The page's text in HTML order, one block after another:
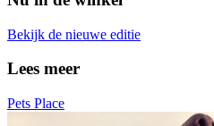
Bekijk de nieuwe editie
Lees meer
Pets Place